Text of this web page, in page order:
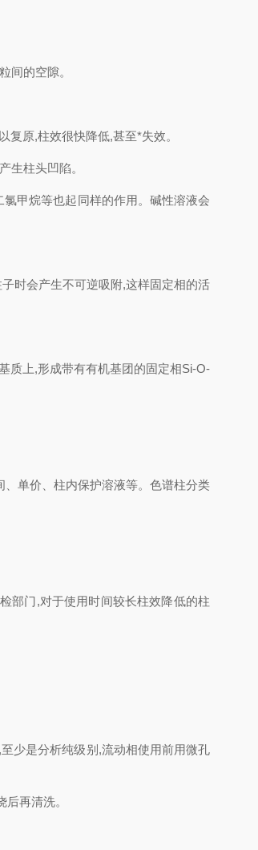
间的空隙。
原,柱效很快降低,甚至*失效。
生柱头凹陷。
甲烷等也起同样的作用。碱性溶液会
时会产生不可逆吸附,这样固定相的活
质上,形成带有有机基团的固定相Si-O-
单价、柱内保护溶液等。色谱柱分类
部门,对于使用时间较长柱效降低的柱
少是分析纯级别,流动相使用前用微孔
再清洗。